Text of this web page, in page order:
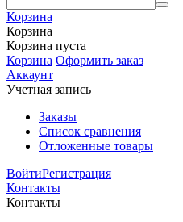
Корзина
Корзина
Корзина пуста
Корзина Оформить заказ
Аккаунт
Учетная запись
Заказы
Список сравнения
Отложенные товары
ВойтиРегистрация
Контакты
Контакты